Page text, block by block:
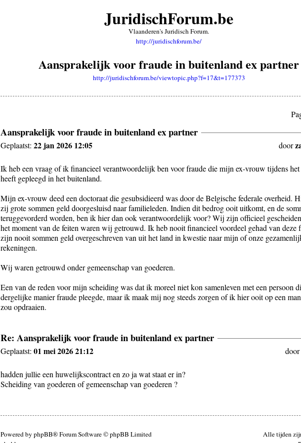
JuridischForum.be
Vlaanderen's Juridisch Forum.
http://juridischforum.be/
Aansprakelijk voor fraude in buitenland ex partner
http://juridischforum.be/viewtopic.php?f=17&t=177373
Aansprakelijk voor fraude in buitenland ex partner
Geplaatst:22 jan 2026 12:05 door
Ik heb een vraag of ik financieel verantwoordelijk ben voor fraude die mijn ex-vrouw tijdens
heeft gepleegd in het buitenland.
Mijn ex-vrouw deed een doctoraat die gesubsidieerd was door de Belgische federale overheid.
zij grote sommen geld doorgesluisd naar familieleden. Indien dit bedrog ooit uitkomt, en de
teruggevorderd worden, ben ik hier dan ook verantwoordelijk voor? Wij zijn officieel
het moment van de feiten waren wij getrouwd. Ik heb nooit financieel voordeel gehad van deze
zijn nooit sommen geld overgeschreven van uit het land in kwestie naar mijn of onze
rekeningen.
Wij waren getrouwd onder gemeenschap van goederen.
Een van de reden voor mijn scheiding was dat ik moreel niet kon samenleven met een persoon
dergelijke manier fraude pleegde, maar ik maak mij nog steeds zorgen of ik hier ooit op een
zou opdraaien.
Re: Aansprakelijk voor fraude in buitenland ex partner
Geplaatst:01 mei 2026 21:12 door
hadden jullie een huwelijkscontract en zo ja wat staat er in?
Scheiding van goederen of gemeenschap van goederen ?
Alle tijden
Powered by phpBB® Forum Software © phpBB Limited